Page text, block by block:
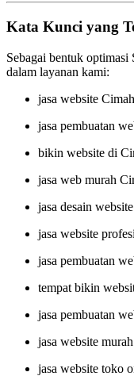
Kata Kunci yang
Sebagai bentuk
dalam layanan kami:
jasa website
jasa pembuatan
bikin website di
jasa web murah
jasa desain
jasa website
jasa pembuatan
tempat bikin
jasa pembuatan
jasa website
jasa website toko